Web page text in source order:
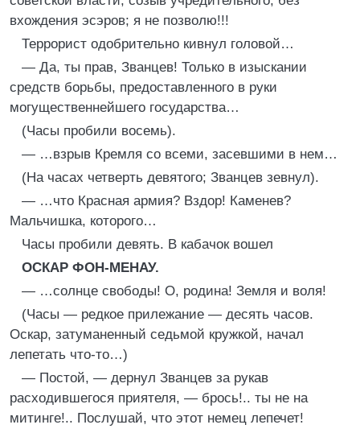
вхождения эсэров; я не позволю!!!
Террорист одобрительно кивнул головой…
— Да, ты прав, Званцев! Только в изыскании
средств борьбы, предоставленного в руки
могущественнейшего государства…
(Часы пробили восемь).
— …взрыв Кремля со всеми, засевшими в нем…
(На часах четверть девятого; Званцев зевнул).
— …что Красная армия? Вздор! Каменев?
Мальчишка, которого…
Часы пробили девять. В кабачок вошел
ОСКАР ФОН-МЕНАУ.
— …солнце свободы! О, родина! Земля и воля!
(Часы — редкое прилежание — десять часов.
Оскар, затуманенный седьмой кружкой, начал
лепетать что-то…)
— Постой, — дернул Званцев за рукав
расходившегося приятеля, — брось!.. ты не на
митинге!.. Послушай, что этот немец лепечет!